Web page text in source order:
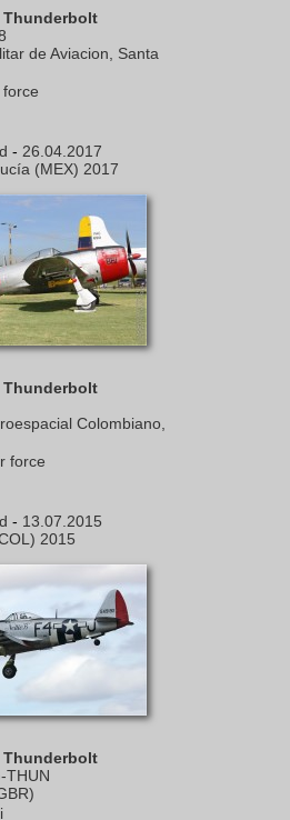
Thunderbolt
de Aviacion, Santa
- 26.04.2017
(MEX) 2017
Thunderbolt
Colombiano,
force
- 13.07.2015
2015
Thunderbolt
THUN